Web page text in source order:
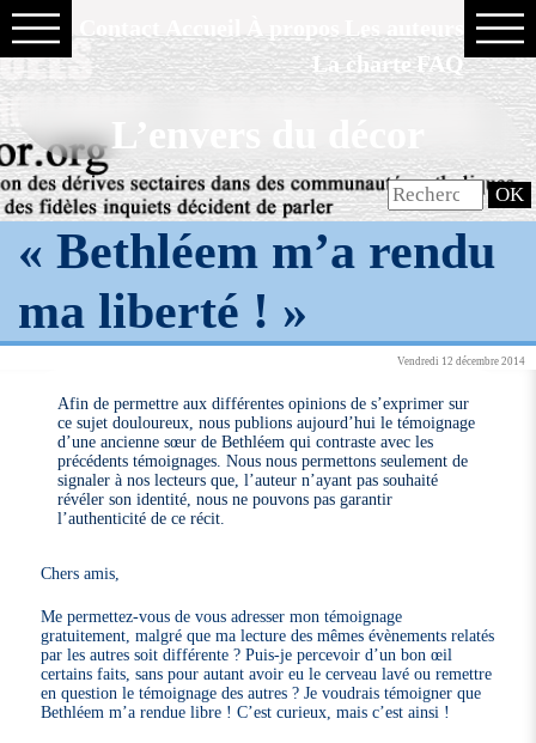
La charte FAQ
L’envers du décor
« Bethléem m’a rendu
ma liberté ! »
Vendredi 12 décembre 2014
Afin de permettre aux différentes opinions de s’exprimer sur
ce sujet douloureux, nous publions aujourd’hui le témoignage
d’une ancienne sœur de Bethléem qui contraste avec les
précédents témoignages. Nous nous permettons seulement de
signaler à nos lecteurs que, l’auteur n’ayant pas souhaité
révéler son identité, nous ne pouvons pas garantir
l’authenticité de ce récit.
Chers amis,
Me permettez-vous de vous adresser mon témoignage
gratuitement, malgré que ma lecture des mêmes évènements relatés
par les autres soit différente ? Puis-je percevoir d’un bon œil
certains faits, sans pour autant avoir eu le cerveau lavé ou remettre
en question le témoignage des autres ? Je voudrais témoigner que
Bethléem m’a rendue libre ! C’est curieux, mais c’est ainsi !